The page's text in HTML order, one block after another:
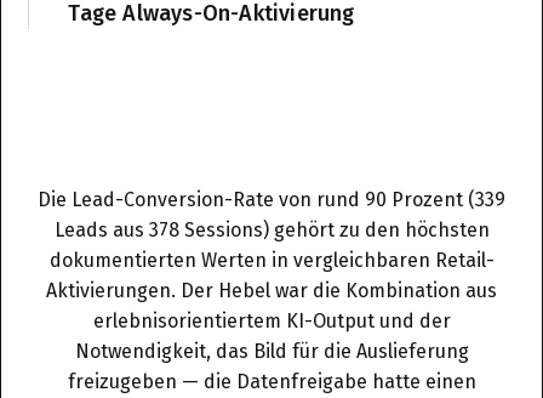
Tage Always-On-Aktivierung
Die Lead-Conversion-Rate von rund 90 Prozent (339
Leads aus 378 Sessions) gehört zu den höchsten
dokumentierten Werten in vergleichbaren Retail-
Aktivierungen. Der Hebel war die Kombination aus
erlebnisorientiertem KI-Output und der
Notwendigkeit, das Bild für die Auslieferung
freizugeben — die Datenfreigabe hatte einen